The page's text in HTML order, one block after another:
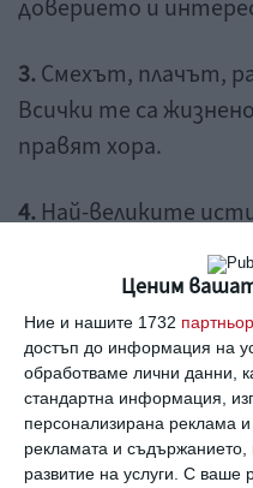
Ценим
Ние и нашите 1732
достъп до информация на
обработваме лични данни,
стандартна информация,
персонализирана реклама
рекламата и съдържанието,
развитие на услуги. С ваше
доверието и
3. Смехът, плачът,
Всички те са
правят хора.
4. Най-великите
разкриват от
осъзнаване.
5.Алчността ще
късметлиите.
6.Лоши неща се